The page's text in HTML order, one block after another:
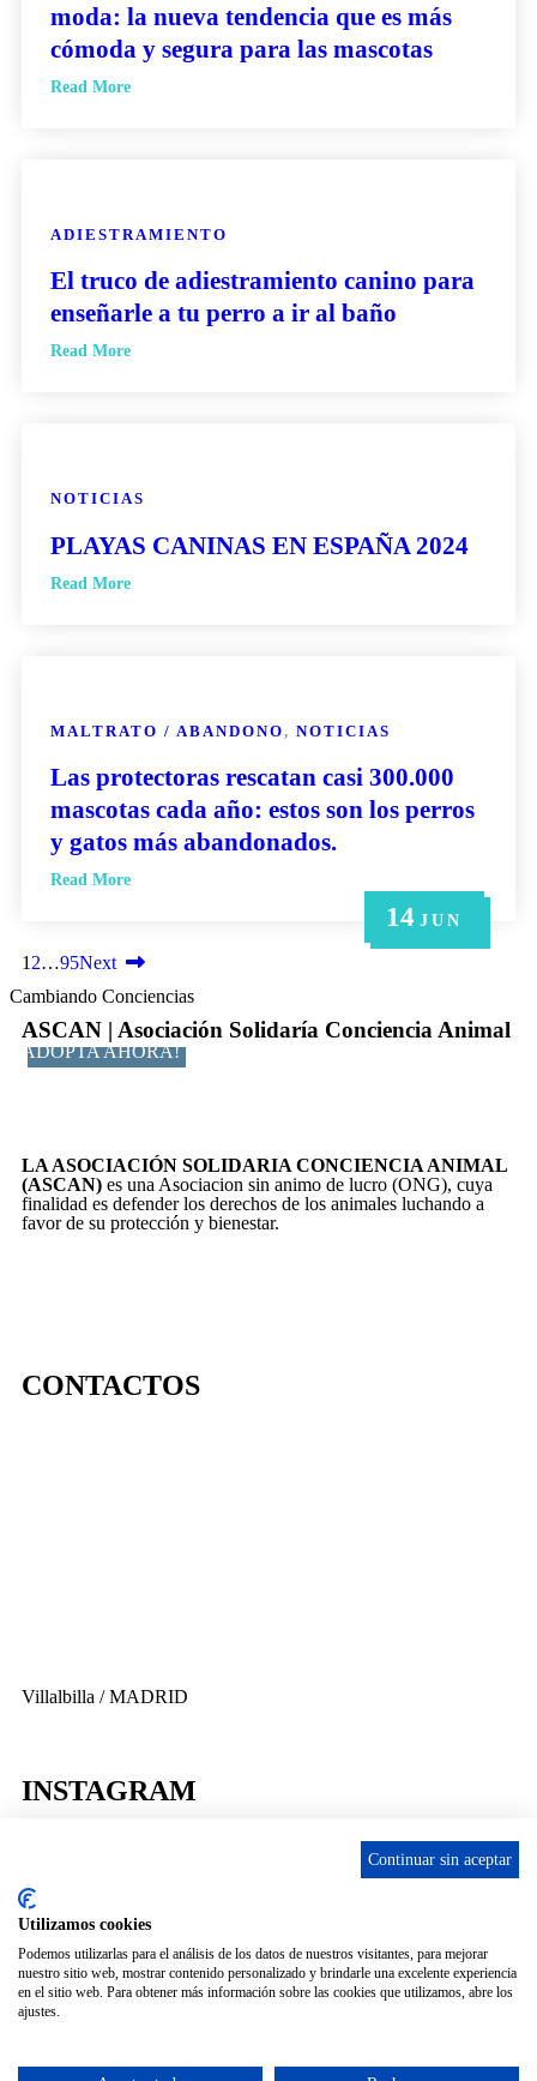
14 JUN
6 MAY
moda: la nueva tendencia que es más
cómoda y segura para las mascotas
Read More
6 MAY
ADIESTRAMIENTO
El truco de adiestramiento canino para
enseñarle a tu perro a ir al baño
Read More
21 JUN
NOTICIAS
PLAYAS CANINAS EN ESPAÑA 2024
Read More
14 JUN
MALTRATO / ABANDONO, NOTICIAS
Las protectoras rescatan casi 300.000
mascotas cada año: estos son los perros
y gatos más abandonados.
Read More
1 2…95Next
Cambiando Conciencias
ASCAN | Asociación Solidaría Conciencia Animal
ADOPTA AHORA!
LA ASOCIACIÓN SOLIDARIA CONCIENCIA ANIMAL
(ASCAN) es una Asociacion sin animo de lucro (ONG), cuya
finalidad es defender los derechos de los animales luchando a
favor de su protección y bienestar.
CONTACTOS
Villalbilla / MADRID
INSTAGRAM
ENLACES
Contacta
Adopta un perro
Continuar sin aceptar
Utilizamos cookies
Podemos utilizarlas para el análisis de los datos de nuestros visitantes, para mejorar
nuestro sitio web, mostrar contenido personalizado y brindarle una excelente experiencia
en el sitio web. Para obtener más información sobre las cookies que utilizamos, abre los
ajustes.